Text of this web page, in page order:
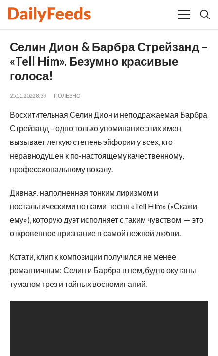
Селин Дион & Барбра Стрейзанд –
«Tell Him». Безумно красивые
голоса!
25.11.2022 8:39 ПОЛЕЗНО
Восхитительная Селин Дион и неподражаемая Барбра
Стрейзанд – одно только упоминание этих имен
вызывает легкую степень эйфории у всех, кто
неравнодушен к по-настоящему качественному,
профессиональному вокалу.
Дивная, наполненная тонким лиризмом и
ностальгическими нотками песня «Tell Him» («Скажи
ему»), которую дуэт исполняет с таким чувством, — это
откровенное признание в самой нежной любви.
Кстати, клип к композиции получился не менее
романтичным: Селин и Барбра в нем, будто окутаны
туманом грез и тайных воспоминаний.